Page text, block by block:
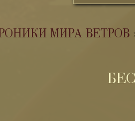
МИРА ВЕТРОВ